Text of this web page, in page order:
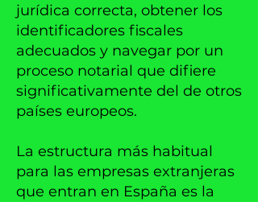
jurídica correcta, obtener los
identificadores fiscales
adecuados y navegar por un
proceso notarial que difiere
significativamente del de otros
países europeos.
La estructura más habitual
para las empresas extranjeras
que entran en España es la